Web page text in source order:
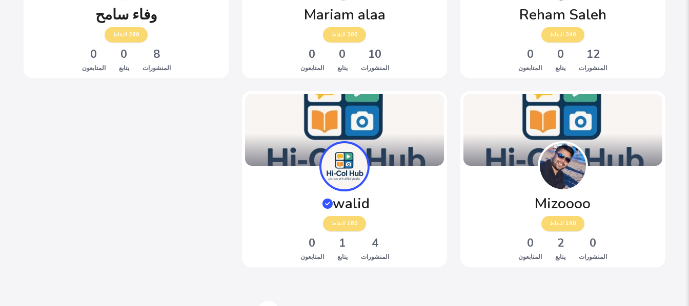
Reham Saleh
340 النقاط
12
المنشورات
0
يتابع
0
المتابعون
Mariam alaa
300النقاط
10
المنشورات
0
يتابع
0
المتابعون
وفاء سامح
260 النقاط
8
المنشورات
0
يتابع
0
المتابعون
Mizoooo
190 النقاط
0
المنشورات
2
يتابع
0
المتابعون
walid
180 النقاط
4
المنشورات
1
يتابع
0
المتابعون